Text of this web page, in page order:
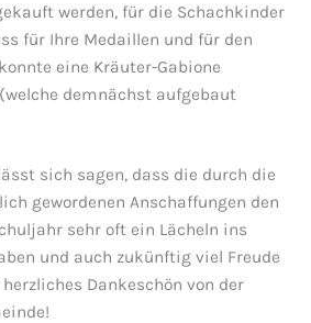
werden, für die Schachkinder
für Ihre Medaillen und für den
eine Kräuter-Gabione
demnächst aufgebaut
sich sagen, dass die durch die
gewordenen Anschaffungen den
sehr oft ein Lächeln ins
und auch zukünftig viel Freude
Dankeschön von der